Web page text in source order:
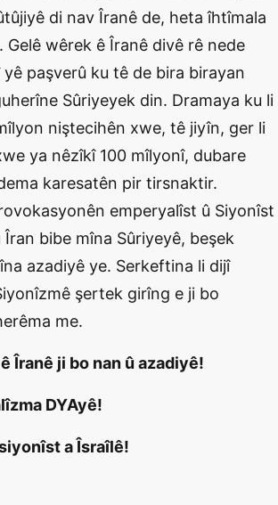
di nav Îranê de, heta îhtîmala
Gelê wêrek ê Îranê divê rê nede
paşverû ku tê de bira birayan
Sûriyeyek din. Dramaya ku li
niştecihên xwe, tê jiyîn, ger li
ya nêzîkî 100 mîlyonî, dubare
karesatên pir tirsnaktir.
emperyalîst û Siyonîst
bibe mîna Sûriyeyê, beşek
azadiyê ye. Serkeftina li dijî
şertek girîng e ji bo
me.
Îranê ji bo nan û azadiyê!
DYAyê!
a Îsraîlê!